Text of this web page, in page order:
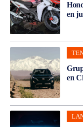
en
en